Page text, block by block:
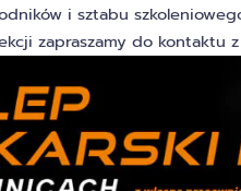
i sztabu
zapraszamy do kontaktu